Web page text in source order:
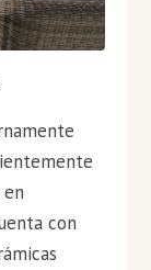
con